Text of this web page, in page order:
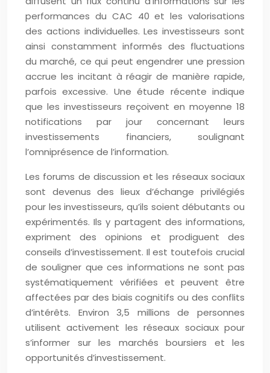
performances du CAC 40 et les valorisations
des actions individuelles. Les investisseurs sont
ainsi constamment informés des fluctuations
du marché, ce qui peut engendrer une pression
accrue les incitant à réagir de manière rapide,
parfois excessive. Une étude récente indique
que les investisseurs reçoivent en moyenne 18
notifications par jour concernant leurs
investissements financiers, soulignant
l’omniprésence de l’information.
Les forums de discussion et les réseaux sociaux
sont devenus des lieux d’échange privilégiés
pour les investisseurs, qu’ils soient débutants ou
expérimentés. Ils y partagent des informations,
expriment des opinions et prodiguent des
conseils d’investissement. Il est toutefois crucial
de souligner que ces informations ne sont pas
systématiquement vérifiées et peuvent être
affectées par des biais cognitifs ou des conflits
d’intérêts. Environ 3,5 millions de personnes
utilisent activement les réseaux sociaux pour
s’informer sur les marchés boursiers et les
opportunités d’investissement.